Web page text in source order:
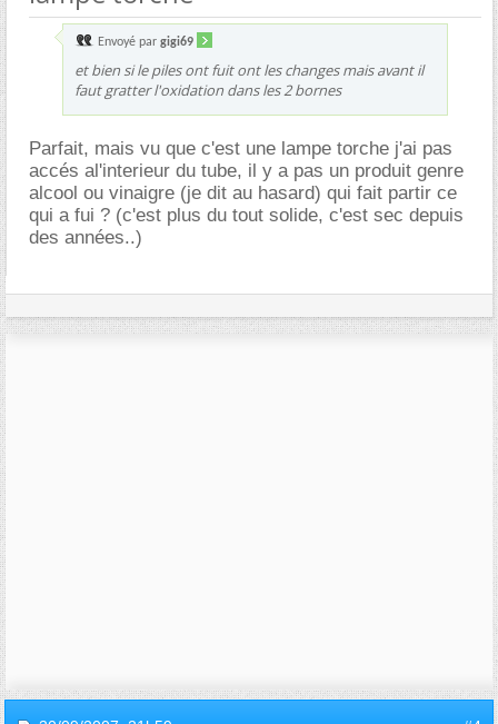
Envoyé par gigi69
et bien si le piles ont fuit ont les changes mais avant il
faut gratter l'oxidation dans les 2 bornes
Parfait, mais vu que c'est une lampe torche j'ai pas
accés al'interieur du tube, il y a pas un produit genre
alcool ou vinaigre (je dit au hasard) qui fait partir ce
qui a fui ? (c'est plus du tout solide, c'est sec depuis
des années..)